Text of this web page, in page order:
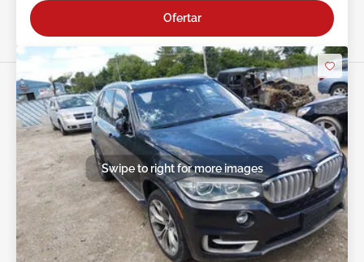
Ofertar
Swipe to right for more images